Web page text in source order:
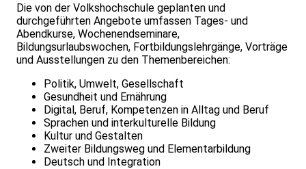
Die von der Volkshochschule geplanten und
durchgeführten Angebote umfassen Tages- und
Abendkurse, Wochenendseminare,
Bildungsurlaubswochen, Fortbildungslehrgänge, Vorträge
und Ausstellungen zu den Themenbereichen:
Politik, Umwelt, Gesellschaft
Gesundheit und Ernährung
Digital, Beruf, Kompetenzen in Alltag und Beruf
Sprachen und interkulturelle Bildung
Kultur und Gestalten
Zweiter Bildungsweg und Elementarbildung
Deutsch und Integration